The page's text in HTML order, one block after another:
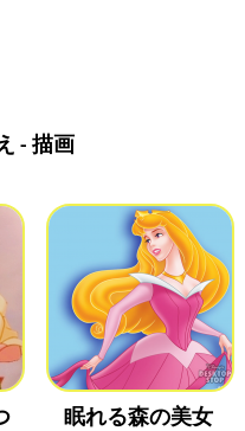
- 描画
眠れる森の美女